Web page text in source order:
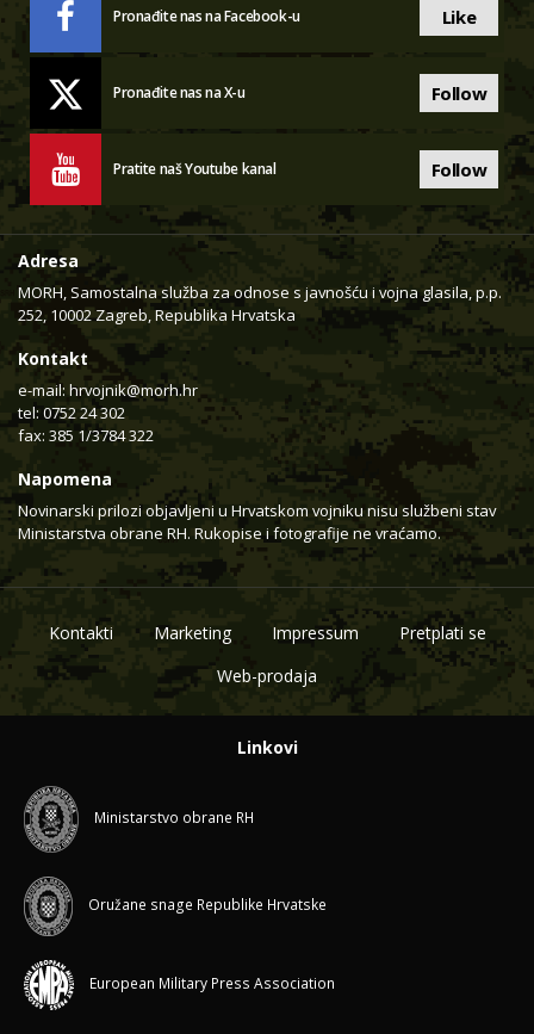
Pronađite nas na Facebook-u Like
Pronađite nas na X-u Follow
Pratite naš Youtube kanal Follow
Adresa
MORH, Samostalna služba za odnose s javnošću i vojna glasila, p.p.
252, 10002 Zagreb, Republika Hrvatska
Kontakt
e-mail: hrvojnik@morh.hr
tel: 0752 24 302
fax: 385 1/3784 322
Napomena
Novinarski prilozi objavljeni u Hrvatskom vojniku nisu službeni stav
Ministarstva obrane RH. Rukopise i fotografije ne vraćamo.
Kontakti Marketing Impressum
Pretplati se
Web-prodaja
Linkovi
Ministarstvo obrane RH
Oružane snage Republike Hrvatske
European Military Press Association